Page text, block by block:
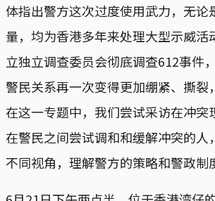
体指出警方这次过度使用武力，无论
量，均为香港多年来处理大型示威活
立独立调查委员会彻底调查612事件
警民关系再一次变得更加绷紧、撕裂
在这一专题中，我们尝试采访在冲突
在警民之间尝试调和和缓解冲突的人
不同视角，理解警方的策略和警政制